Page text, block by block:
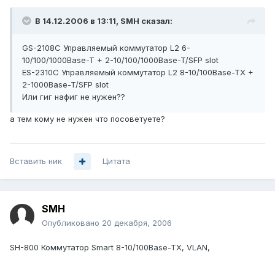
В 14.12.2006 в 13:11, SMH сказал:
GS-2108C Управляемый коммутатор L2 6-
10/100/1000Base-T + 2-10/100/1000Base-T/SFP slot
ES-2310C Управляемый коммутатор L2 8-10/100Base-TX +
2-1000Base-T/SFP slot
Или гиг нафиг не нужен??
а тем кому не нужен что посоветуете?
Вставить ник Цитата
SMH
Опубликовано 20 декабря, 2006
SH-800 Коммутатор Smart 8-10/100Base-TX, VLAN,